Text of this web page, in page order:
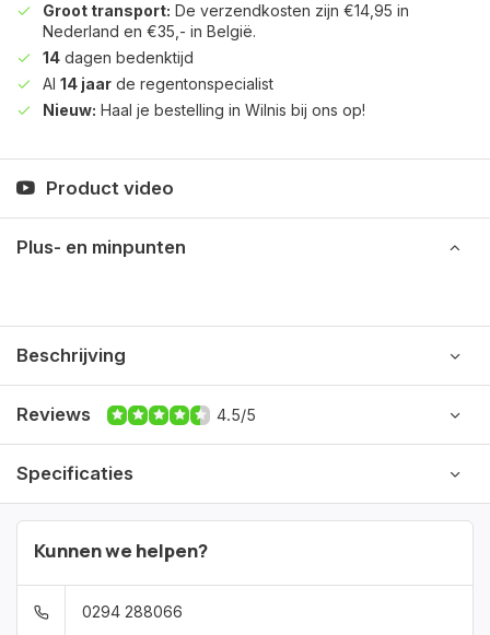
Groot transport: De verzendkosten zijn €14,95 in
Nederland en €35,- in België.
14 dagen bedenktijd
Al 14 jaar de regentonspecialist
Nieuw: Haal je bestelling in Wilnis bij ons op!
Product video
Plus- en minpunten
Beschrijving
Reviews 4.5/5
Specificaties
Kunnen we helpen?
0294 288066